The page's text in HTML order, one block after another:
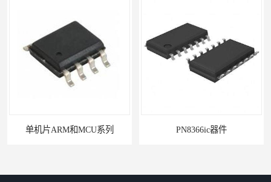
单机片ARM和MCU系列 PN8366ic器件